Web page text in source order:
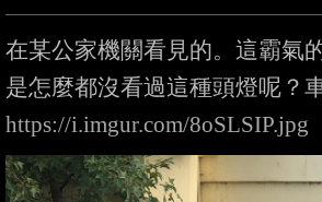
在某公家機關看見的。這霸氣
https://i.imgur.com/8oSLSIP.jpg